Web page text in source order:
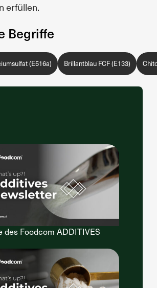
erfüllen.
Begriffe
(E516a) Brillantblau FCF (E133)
des Foodcom ADDITIVES